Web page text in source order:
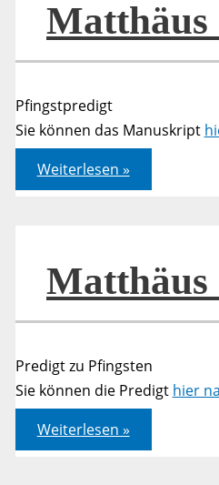
Matthäus
Pfingstpredigt
Sie können das Manuskript
Matthäus
16,13-
19
Weiterlesen »
Matthäus
Predigt zu Pfingsten
Sie können die Predigt hier
Matthäus
16,13-
19
Weiterlesen »